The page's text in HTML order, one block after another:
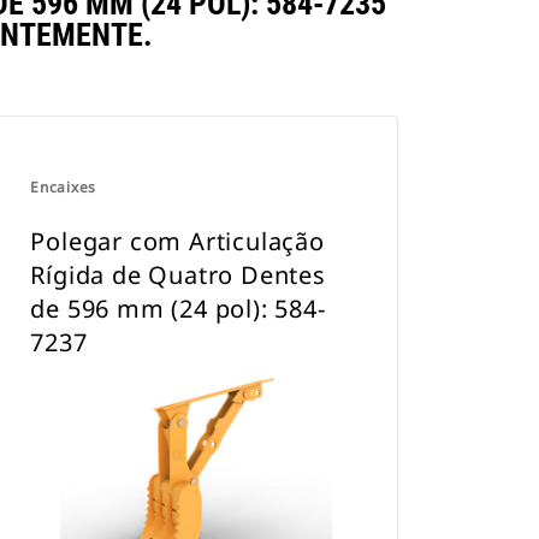
Encaixes
Polegar com Articulação
Rígida de Quatro Dentes
de 596 mm (24 pol): 584-
7237